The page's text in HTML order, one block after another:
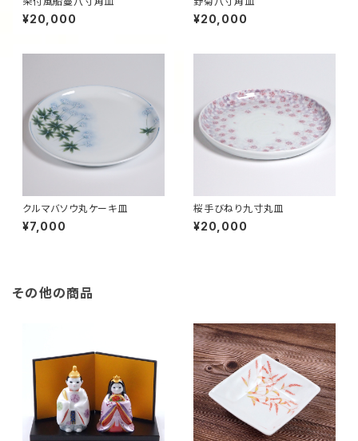
¥20,000 ¥20,000
クルマバソウ丸ケーキ皿
¥7,000
桜手びねり九寸丸皿
¥20,000
その他の商品